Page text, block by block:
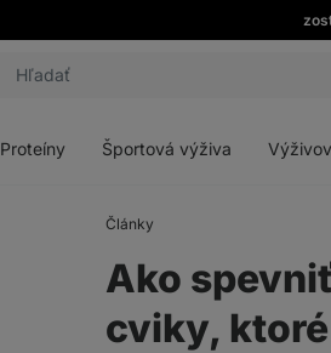
Proteíny Športová výživa
Články
Ako
cviky,